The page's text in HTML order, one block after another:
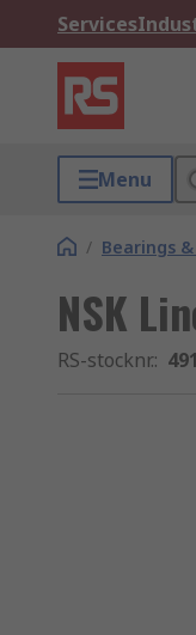
Services
Menu
/ Bearings
NSK
RS-stocknr.: